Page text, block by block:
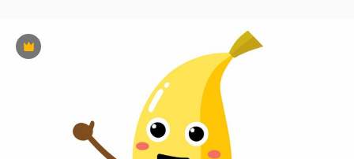
Premium